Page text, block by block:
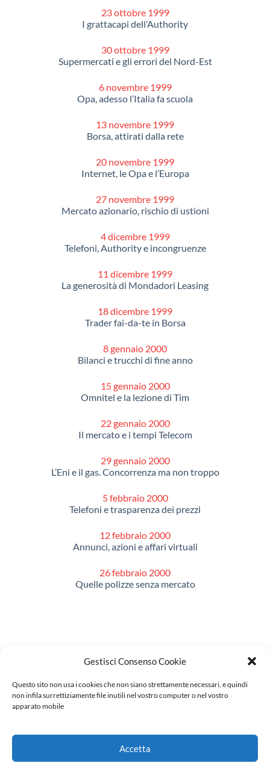
Gestisci Consenso Cookie
Questo sito non usa i cookies che non siano strettamente necessari, e quindi
non infila surrettiziamente file inutili nel vostro computer o nel vostro
apparato mobile
Accetta
23 ottobre 1999
I grattacapi dell’Authority
30 ottobre 1999
Supermercati e gli errori del Nord-Est
6 novembre 1999
Opa, adesso l’Italia fa scuola
13 novembre 1999
Borsa, attirati dalla rete
20 novembre 1999
Internet, le Opa e l’Europa
27 novembre 1999
Mercato azionario, rischio di ustioni
4 dicembre 1999
Telefoni, Authority e incongruenze
11 dicembre 1999
La generosità di Mondadori Leasing
18 dicembre 1999
Trader fai-da-te in Borsa
8 gennaio 2000
Bilanci e trucchi di fine anno
15 gennaio 2000
Omnitel e la lezione di Tim
22 gennaio 2000
Il mercato e i tempi Telecom
29 gennaio 2000
L’Eni e il gas. Concorrenza ma non troppo
5 febbraio 2000
Telefoni e trasparenza dei prezzi
12 febbraio 2000
Annunci, azioni e affari virtuali
26 febbraio 2000
Quelle polizze senza mercato
DV
Saggi e impegno civile
Orizzonti metropolitani
Le radici
Ada Carlo Mauro Pierino Guido